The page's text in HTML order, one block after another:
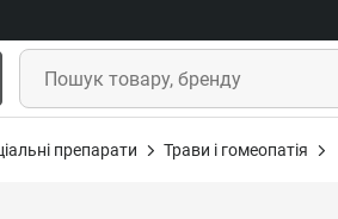
препарати Трави і гомеопатія